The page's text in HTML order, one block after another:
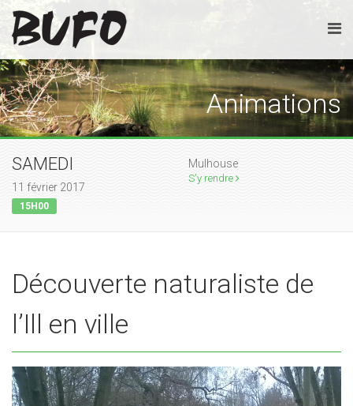
Animations
SAMEDI
11 février 2017
15H00
Mulhouse
S'y rendre
Découverte naturaliste de
l’Ill en ville